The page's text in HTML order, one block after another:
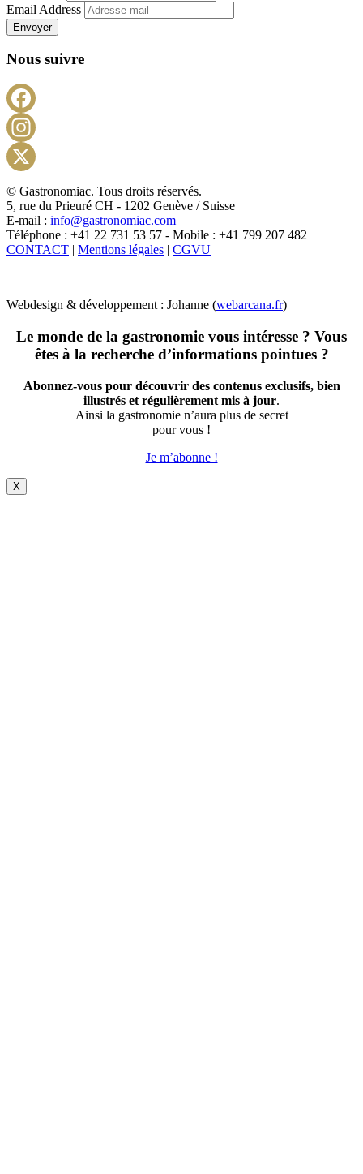
Email Address
Envoyer
Nous suivre
X
© Gastronomiac. Tous droits réservés.
5, rue du Prieuré CH - 1202 Genève / Suisse
E-mail : info@gastronomiac.com
Téléphone : +41 22 731 53 57 - Mobile : +41 799 207 482
CONTACT | Mentions légales | CGVU
Webdesign & développement : Johanne (webarcana.fr)
Le monde de la gastronomie vous intéresse ? Vous
êtes à la recherche d’informations pointues ?
Abonnez-vous pour découvrir des contenus exclusifs, bien
illustrés et régulièrement mis à jour.
Ainsi la gastronomie n’aura plus de secret
pour vous !
Je m’abonne !
X